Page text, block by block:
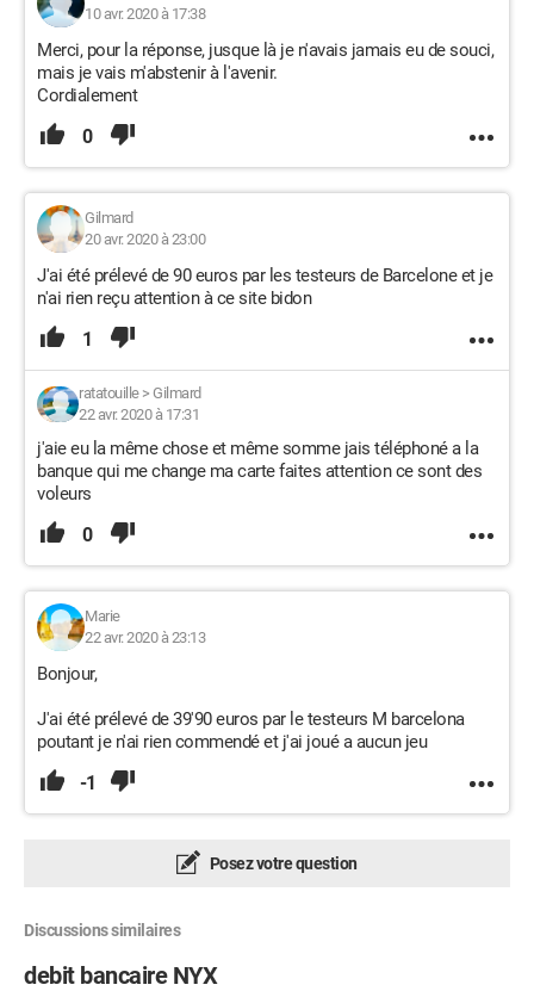
10 avr. 2020 à 17:38
Merci, pour la réponse, jusque là je n'avais jamais eu de souci,
mais je vais m'abstenir à l'avenir.
Cordialement
0
Gilmard
20 avr. 2020 à 23:00
J'ai été prélevé de 90 euros par les testeurs de Barcelone et je
n'ai rien reçu attention à ce site bidon
1
ratatouille> Gilmard
22 avr. 2020 à 17:31
j'aie eu la même chose et même somme jais téléphoné a la
banque qui me change ma carte faites attention ce sont des
voleurs
0
Marie
22 avr. 2020 à 23:13
Bonjour,
J'ai été prélevé de 39'90 euros par le testeurs M barcelona
poutant je n'ai rien commendé et j'ai joué a aucun jeu
-1
Posez votre question
Discussions similaires
debit bancaire NYX